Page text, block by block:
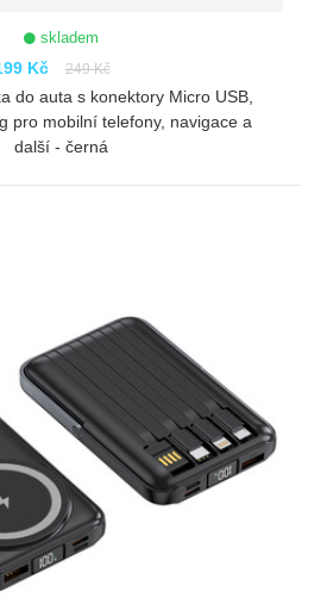
skladem
Kč 249 Kč
do auta s konektory Micro USB,
pro mobilní telefony, navigace a
další - černá